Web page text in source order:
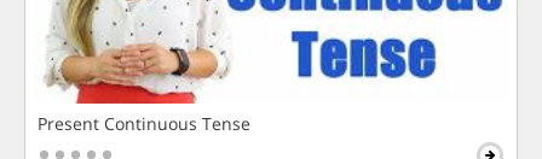
Present Continuous Tense